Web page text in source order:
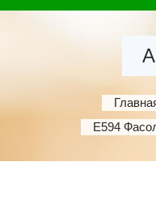
Е594